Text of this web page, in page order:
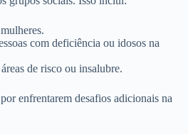
com deficiência ou idosos na
de risco ou insalubre.
enfrentarem desafios adicionais na